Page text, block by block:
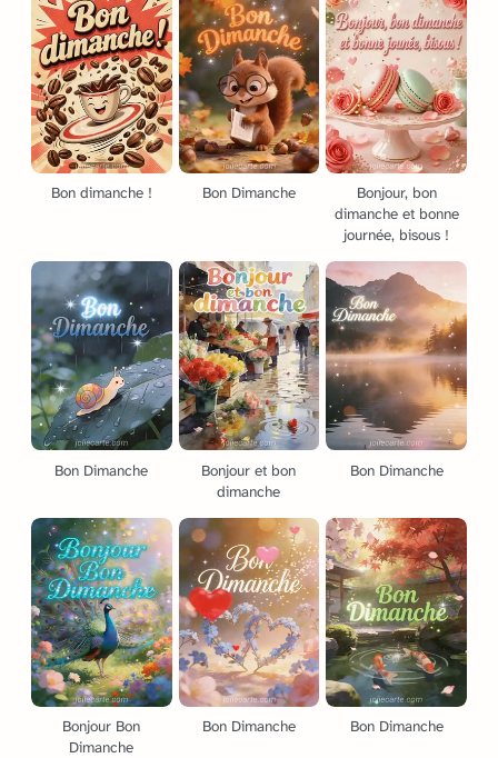
Bon dimanche ! Bon Dimanche
Bonjour, bon
dimanche et bonne
journée, bisous !
Bon Dimanche
Bonjour et bon
dimanche
Bon Dimanche
Bonjour Bon
Dimanche
Bon Dimanche Bon Dimanche